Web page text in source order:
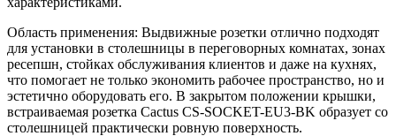
Область применения: Выдвижные розетки отлично подходят
для установки в столешницы в переговорных комнатах, зонах
ресепшн, стойках обслуживания клиентов и даже на кухнях,
что помогает не только экономить рабочее пространство, но и
эстетично оборудовать его. В закрытом положении крышки,
встраиваемая розетка Cactus CS-SOCKET-EU3-BK образует со
столешницей практически ровную поверхность.